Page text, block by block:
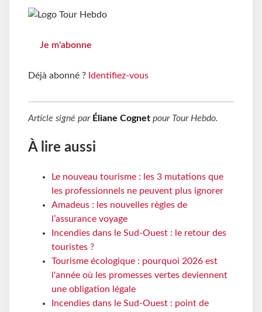
Je m'abonne
Déjà abonné ? Identifiez-vous
Article signé par Éliane Cognet pour Tour Hebdo.
À lire aussi
Le nouveau tourisme : les 3 mutations que
les professionnels ne peuvent plus ignorer
Amadeus : les nouvelles règles de
l’assurance voyage
Incendies dans le Sud-Ouest : le retour des
touristes ?
Tourisme écologique : pourquoi 2026 est
l'année où les promesses vertes deviennent
une obligation légale
Incendies dans le Sud-Ouest : point de